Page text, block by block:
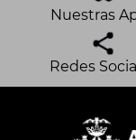
Nuestras
Redes